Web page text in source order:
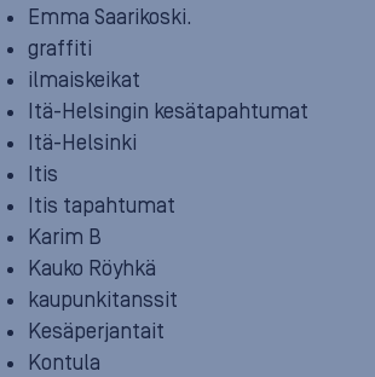
Emma Saarikoski.
graffiti
ilmaiskeikat
Itä-Helsingin kesätapahtumat
Itä-Helsinki
Itis
Itis tapahtumat
Karim B
Kauko Röyhkä
kaupunkitanssit
Kesäperjantait
Kontula